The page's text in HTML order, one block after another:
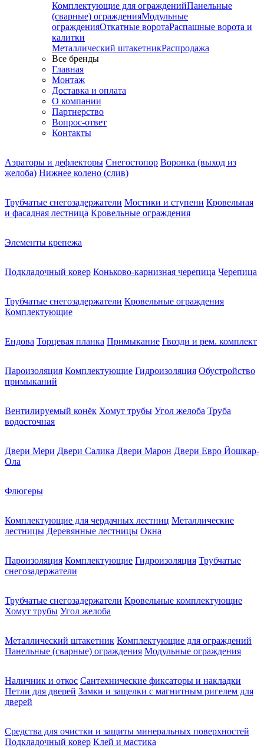
Комплектующие для огражденийПанельные
(сварные) огражденияМодульные
огражденияОткатные воротаРаспашные ворота и
калитки
Металлический штакетникРаспродажа
Все бренды
Главная
Монтаж
Доставка и оплата
О компании
Партнерство
Вопрос-ответ
Контакты
Аэраторы и дефлекторы Снегостопор Воронка (выход из
желоба) Нижнее колено (слив)
Трубчатые снегозадержатели Мостики и ступени Кровельная
и фасадная лестница Кровельные ограждения
Элементы крепежа
Подкладочный ковер Коньково-карнизная черепица Черепица
Трубчатые снегозадержатели Кровельные ограждения
Комплектующие
Ендова Торцевая планка Примыкание Гвозди и рем. комплект
Пароизоляция Комплектующие Гидроизоляция Обустройство
примыканий
Вентилируемый конёк Хомут трубы Угол желоба Труба
водосточная
Двери Мери Двери Салика Двери Марон Двери Евро Йошкар-
Ола
Флюгеры
Комплектующие для чердачных лестниц Металлические
лестницы Деревянные лестницы Окна
Пароизоляция Комплектующие Гидроизоляция Трубчатые
снегозадержатели
Трубчатые снегозадержатели Кровельные комплектующие
Хомут трубы Угол желоба
Металлический штакетник Комплектующие для ограждений
Панельные (сварные) ограждения Модульные ограждения
Наличник и откос Сантехнические фиксаторы и накладки
Петли для дверей Замки и защелки с магнитным ригелем для
дверей
Средства для очистки и защиты минеральных поверхностей
Подкладочный ковер Клей и мастика